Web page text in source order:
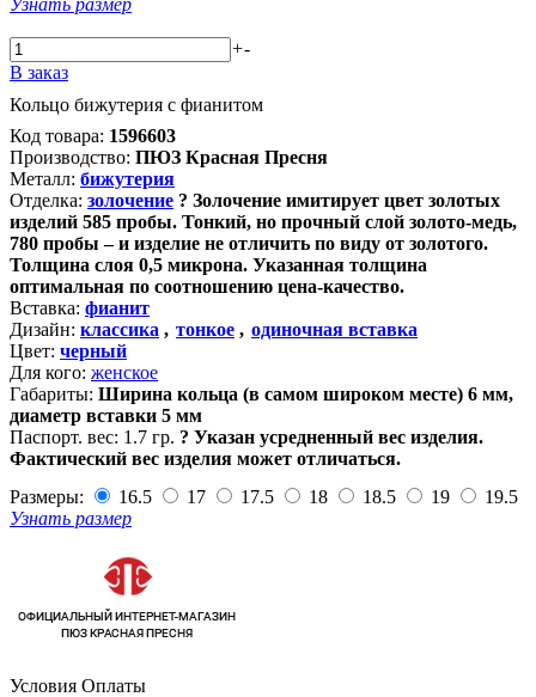
Узнать размер
+-
В заказ
Кольцо бижутерия с фианитом
Код товара: 1596603
Производство: ПЮЗ Красная Пресня
Металл: бижутерия
Отделка: золочение ? Золочение имитирует цвет золотых
изделий 585 пробы. Тонкий, но прочный слой золото-медь,
780 пробы – и изделие не отличить по виду от золотого.
Толщина слоя 0,5 микрона. Указанная толщина
оптимальная по соотношению цена-качество.
Вставка: фианит
Дизайн: классика , тонкое , одиночная вставка
Цвет: черный
Для кого: женское
Габариты: Ширина кольца (в самом широком месте) 6 мм,
диаметр вставки 5 мм
Паспорт. вес: 1.7 гр. ? Указан усредненный вес изделия.
Фактический вес изделия может отличаться.
Размеры:
16.5 17 17.5 18 18.5 19
19.5
Узнать размер
Условия Оплаты